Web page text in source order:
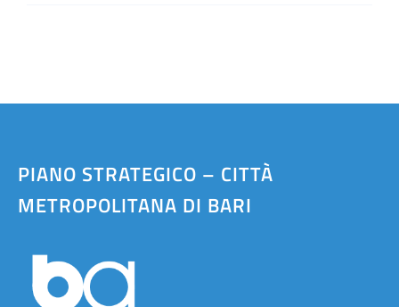
PIANO STRATEGICO – CITTÀ
METROPOLITANA DI BARI